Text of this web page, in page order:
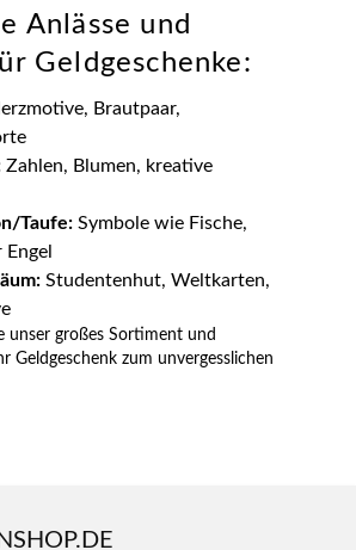
Anlässe und
Geldgeschenke:
Brautpaar,
Zahlen, Blumen, kreative
Taufe: Symbole wie Fische,
Studentenhut, Weltkarten,
unser großes Sortiment und
Geldgeschenk zum unvergesslichen